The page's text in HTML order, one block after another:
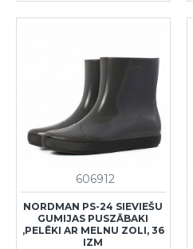
606912
NORDMAN PS-24 SIEVIEŠU
GUMIJAS PUSZĀBAKI
,PELĒKI AR MELNU ZOLI, 36
IZM